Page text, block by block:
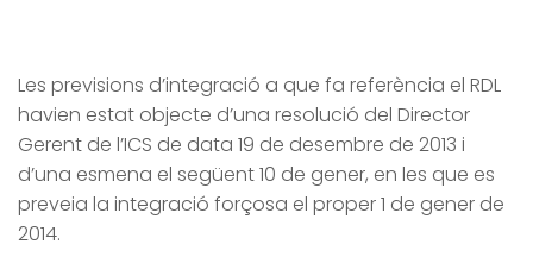
Les previsions d’integració a que fa referència el RDL
havien estat objecte d’una resolució del Director
Gerent de l’ICS de data 19 de desembre de 2013 i
d’una esmena el següent 10 de gener, en les que es
preveia la integració forçosa el proper 1 de gener de
2014.